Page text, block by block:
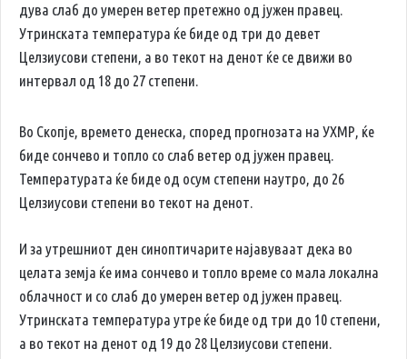
дува слаб до умерен ветер претежно од јужен правец.
Утринската температура ќе биде од три до девет
Целзиусови степени, а во текот на денот ќе се движи во
интервал од 18 до 27 степени.
Во Скопје, времето денеска, според прогнозата на УХМР, ќе
биде сончево и топло со слаб ветер од јужен правец.
Температурата ќе биде од осум степени наутро, до 26
Целзиусови степени во текот на денот.
И за утрешниот ден синоптичарите најавуваат дека во
целата земја ќе има сончево и топло време со мала локална
облачност и со слаб до умерен ветер од јужен правец.
Утринската температура утре ќе биде од три до 10 степени,
а во текот на денот од 19 до 28 Целзиусови степени.